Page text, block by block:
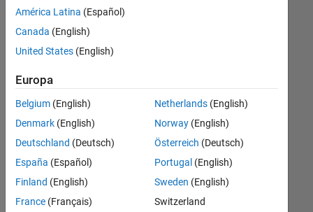
Finance and Operations
Legal
Büro- und Verwaltungsdienste
es
keine
offenen
Stellen,
Ihren
Suchkriterien
entsprechen.
können
die
Suchkriterien
weiter
fassen
América Latina (Español)
Canada (English)
United States (English)
Europa
Belgium (English)
Denmark (English)
Deutschland (Deutsch)
España (Español)
Finland (English)
France (Français)
Netherlands(English)
Norway(English)
Österreich (Deutsch)
Portugal (English)
Sweden (English)
Switzerland